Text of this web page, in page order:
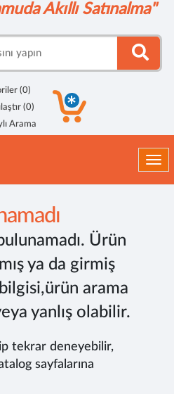
Akıllı Satınalma"
(0)
(0)
Arama
Ürün
ya da girmiş
arama
yanlış olabilir.
tekrar deneyebilir,
sayfalarına